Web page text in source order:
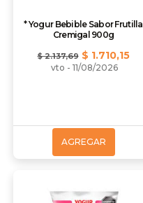
* Yogur Bebible Sabor Frutilla
Cremigal 900g
$ 2.137,69$ 1.710,15
vto - 11/08/2026
AGREGAR